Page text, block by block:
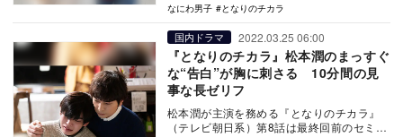
なにわ男子
となりのチカラ
国内ドラマ 2022.03.25 06:00
『となりのチカラ』松本潤のまっすぐ
な“告白”が胸に刺さる 10分間の見
事な長ゼリフ
松本潤が主演を務める『となりのチカラ』
（テレビ朝日系）第8話は最終回前のセミフ